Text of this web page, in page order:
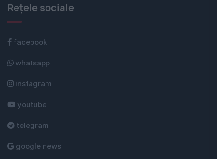
Rețele sociale
facebook
whatsapp
instagram
youtube
telegram
google news